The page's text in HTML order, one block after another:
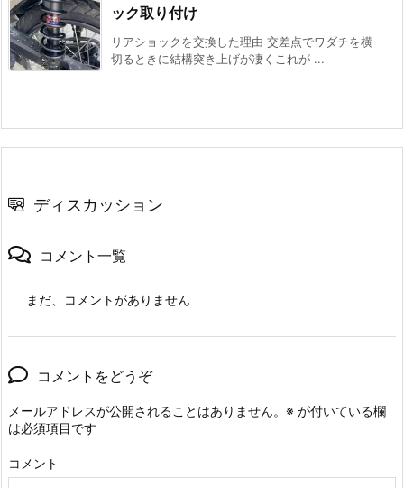
ック取り付け
リアショックを交換した理由 交差点でワダチを横
切るときに結構突き上げが凄くこれが ...
ディスカッション
コメント一覧
まだ、コメントがありません
コメントをどうぞ
メールアドレスが公開されることはありません。 ※ が付いている欄
は必須項目です
コメント